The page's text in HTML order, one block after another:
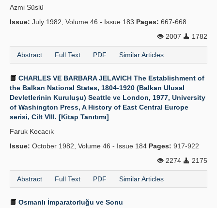
Azmi Süslü
Issue: July 1982, Volume 46 - Issue 183 Pages: 667-668
2007
1782
Abstract Full Text PDF Similar Articles
CHARLES VE BARBARA JELAVICH The Establishment of
the Balkan National States, 1804-1920 (Balkan Ulusal
Devletlerinin Kuruluşu) Seattle ve London, 1977, University
of Washington Press, A History of East Central Europe
serisi, Cilt VIII. [Kitap Tanıtımı]
Faruk Kocacık
Issue: October 1982, Volume 46 - Issue 184 Pages: 917-922
2274
2175
Abstract Full Text PDF Similar Articles
Osmanlı İmparatorluğu ve Sonu